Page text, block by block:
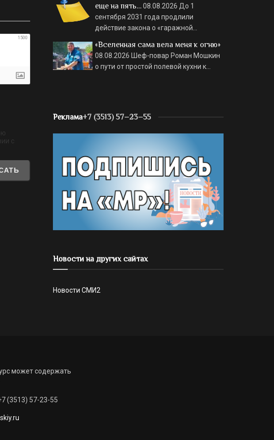
1500
с
еще на пять…08.08.2026 До 1
сентября 2031 года продлили
действие закона о «гаражной…
«Вселенная сама вела меня к огню»
08.08.2026 Шеф-повар Роман Мошкин
о пути от простой полевой кухни к…
Реклама+7 (3513) 57–23–55
Новости на других сайтах
Новости СМИ2
может содержать
(3513) 57-23-55